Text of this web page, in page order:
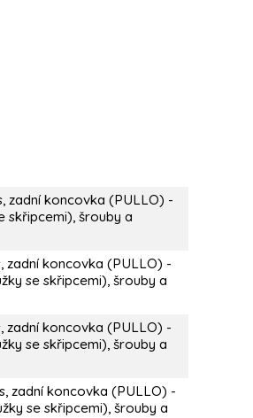
zadní koncovka (PULLO) -
skřipcemi), šrouby a
zadní koncovka (PULLO) -
se skřipcemi), šrouby a
zadní koncovka (PULLO) -
se skřipcemi), šrouby a
zadní koncovka (PULLO) -
se skřipcemi), šrouby a